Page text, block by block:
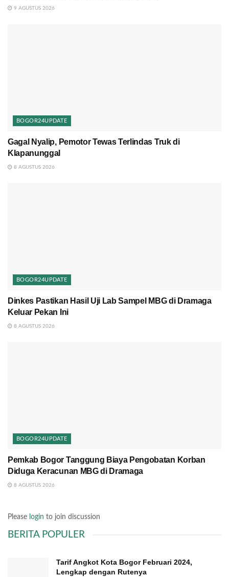
9 AGUSTUS 2026
BOGOR24UPDATE
Gagal Nyalip, Pemotor Tewas Terlindas Truk di
Klapanunggal
8 AGUSTUS 2026
BOGOR24UPDATE
Dinkes Pastikan Hasil Uji Lab Sampel MBG di Dramaga
Keluar Pekan Ini
8 AGUSTUS 2026
BOGOR24UPDATE
Pemkab Bogor Tanggung Biaya Pengobatan Korban
Diduga Keracunan MBG di Dramaga
8 AGUSTUS 2026
Please login to join discussion
BERITA POPULER
Tarif Angkot Kota Bogor Februari 2024,
Lengkap dengan Rutenya